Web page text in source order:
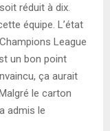
réduit à dix.
équipe. L’état
League
un bon point
ça aurait
le carton
admis le